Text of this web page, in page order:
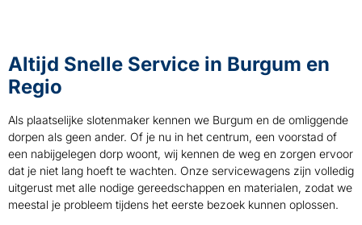
Altijd Snelle Service in Burgum en
Regio
Als plaatselijke slotenmaker kennen we Burgum en de omliggende
dorpen als geen ander. Of je nu in het centrum, een voorstad of
een nabijgelegen dorp woont, wij kennen de weg en zorgen ervoor
dat je niet lang hoeft te wachten. Onze servicewagens zijn volledig
uitgerust met alle nodige gereedschappen en materialen, zodat we
meestal je probleem tijdens het eerste bezoek kunnen oplossen.